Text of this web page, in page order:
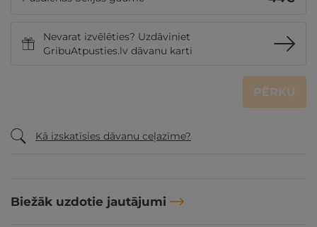
Nevarat izvēlēties? Uzdāviniet
GribuAtpusties.lv dāvanu karti
PĒRKU
Kā izskatīsies dāvanu ceļazīme?
Biežāk uzdotie jautājumi